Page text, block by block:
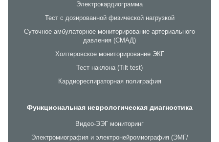
Электрокардиограмма
Тест с дозированной физической нагрузкой
Суточное амбулаторное мониторирование артериального
давления (СМАД)
Холтеровское мониторирование ЭКГ
Тест наклона (Tilt test)
Кардиореспираторная полиграфия
Функциональная неврологическая диагностика
Видео-ЭЭГ мониторинг
Электромиография и электронейромиография (ЭМГ/